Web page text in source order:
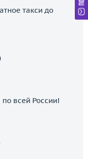
такси до
всей России!